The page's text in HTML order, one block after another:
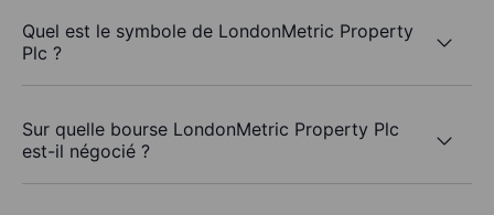
Quel est le symbole de LondonMetric Property
Plc ?
Sur quelle bourse LondonMetric Property Plc
est-il négocié ?